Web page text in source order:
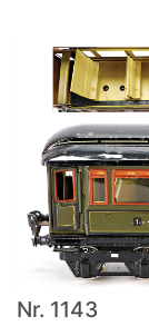
Nr. 1143